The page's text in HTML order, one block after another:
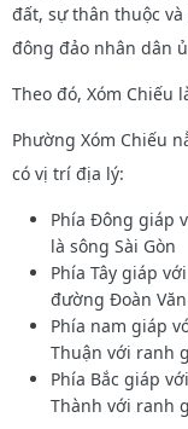
đất, sự thân thuộc
đông đảo nhân dân
Theo đó, Xóm Chiếu
Phường Xóm Chiếu
có vị trí địa lý:
Phía Đông giáp
là sông Sài Gòn
Phía Tây giáp
đường Đoàn
Phía nam giáp
Thuận với ranh
Phía Bắc giáp
Thành với ranh